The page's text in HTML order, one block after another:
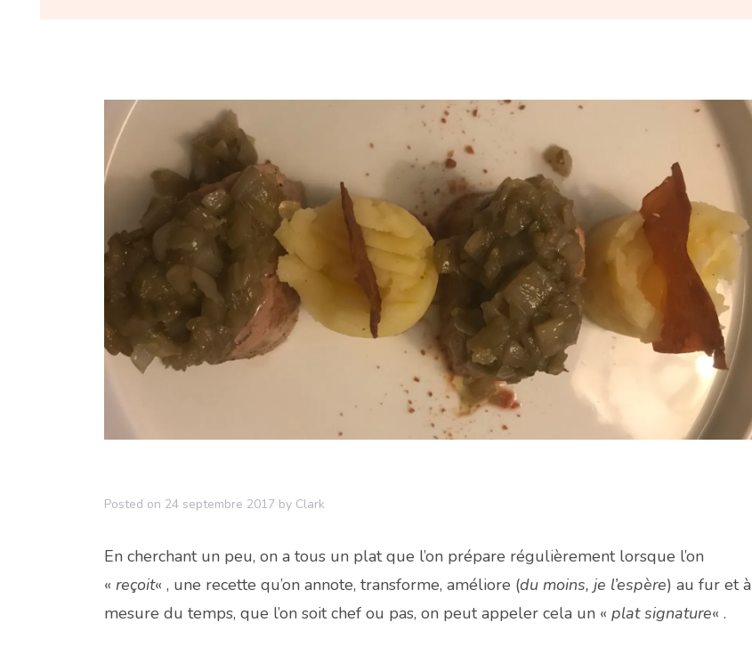
Posted on 24 septembre 2017 by Clark
En cherchant un peu, on a tous un plat que l’on prépare régulièrement lorsque l’on
« reçoit« , une recette qu’on annote, transforme, améliore (du moins, je l’espère) au fur et à
mesure du temps, que l’on soit chef ou pas, on peut appeler cela un « plat signature« .